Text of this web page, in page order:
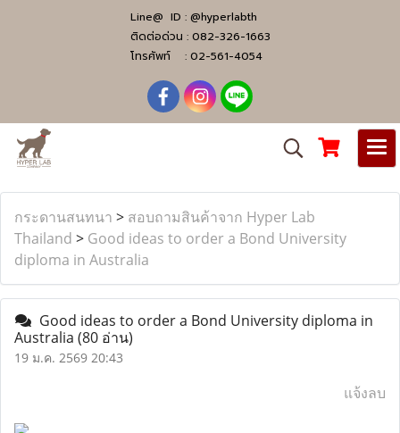
Line@ ID : @hyperlabth
ติดต่อด่วน : 082-326-1663
โทรศัพท์ : 02-561-4054
กระดานสนทนา > สอบถามสินค้าจาก Hyper Lab
Thailand > Good ideas to order a Bond University
diploma in Australia
Good ideas to order a Bond University diploma in
Australia (80 อ่าน)
19 ม.ค. 2569 20:43
แจ้งลบ